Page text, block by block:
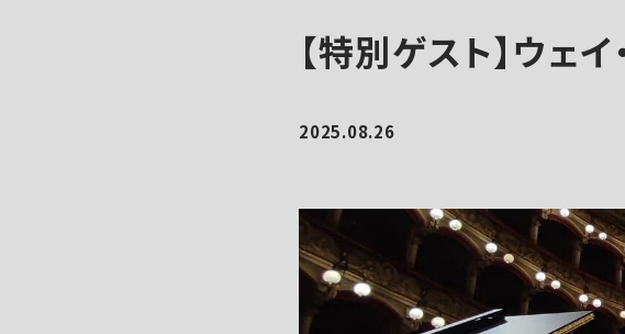
【特別ゲスト】ウ
2025.08.26